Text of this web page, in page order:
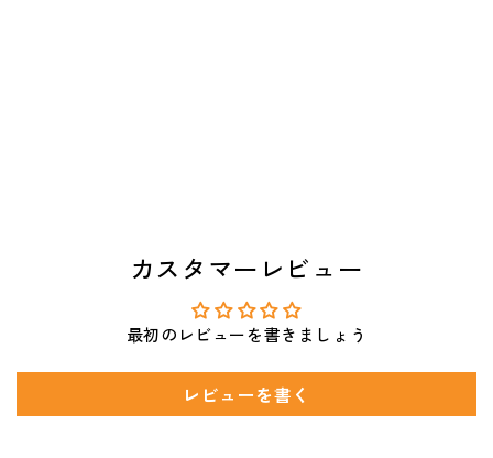
カスタマーレビュー
最初のレビューを書きましょう
レビューを書く